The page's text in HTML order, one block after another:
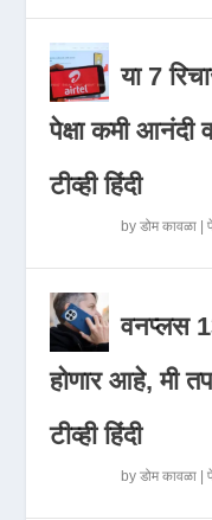
या 7
पेक्षा कमी आनंदी
टीव्ही हिंदी
byडोम कावळा |
वनप्लस
होणार आहे, मी
टीव्ही हिंदी
byडोम कावळा |